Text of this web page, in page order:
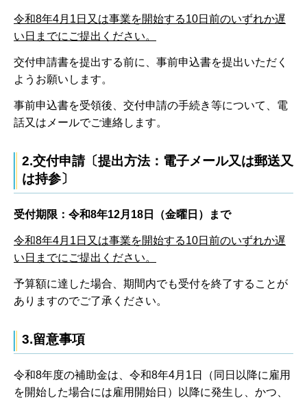
令和8年4月1日又は事業を開始する10日前のいずれか遅
い日までにご提出ください。
交付申請書を提出する前に、事前申込書を提出いただく
ようお願いします。
事前申込書を受領後、交付申請の手続き等について、電
話又はメールでご連絡します。
2.交付申請〔提出方法：電子メール又は郵送又
は持参〕
受付期限：令和8年12月18日（金曜日）まで
令和8年4月1日又は事業を開始する10日前のいずれか遅
い日までにご提出ください。
予算額に達した場合、期間内でも受付を終了することが
ありますのでご了承ください。
3.留意事項
令和8年度の補助金は、令和8年4月1日（同日以降に雇用
を開始した場合には雇用開始日）以降に発生し、かつ、